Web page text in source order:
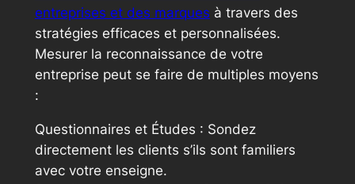
entreprises et des marques à travers des
stratégies efficaces et personnalisées.
Mesurer la reconnaissance de votre
entreprise peut se faire de multiples moyens
:
Questionnaires et Études : Sondez
directement les clients s’ils sont familiers
avec votre enseigne.